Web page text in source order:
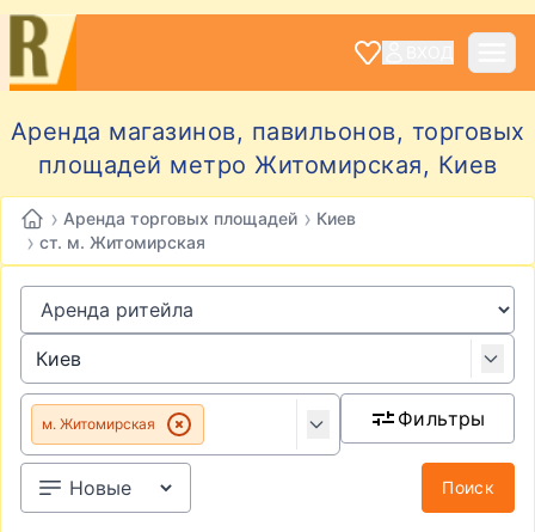
Аренда магазинов, павильонов, торговых
площадей метро Житомирская, Киев
› Аренда торговых площадей › Киев
› ст. м. Житомирская
м. Житомирская Фильтры
Поиск